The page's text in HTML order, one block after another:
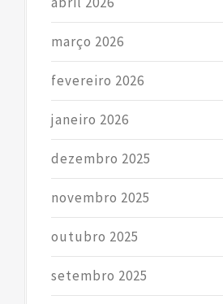
março 2026
fevereiro 2026
janeiro 2026
dezembro 2025
novembro 2025
outubro 2025
setembro 2025